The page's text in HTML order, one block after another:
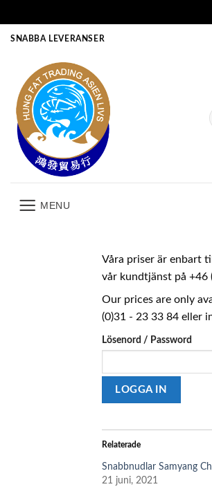
SNABBA LEVERANSER
MENU
Våra priser är enbart
vår kundtjänst på +46
Our prices are only
(0)31 - 23 33 84 eller
Lösenord / Password
Relaterade
Snabbnudlar Samyang
21 juni, 2021